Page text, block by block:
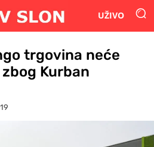
UŽIVO
trgovina neće
Kurban